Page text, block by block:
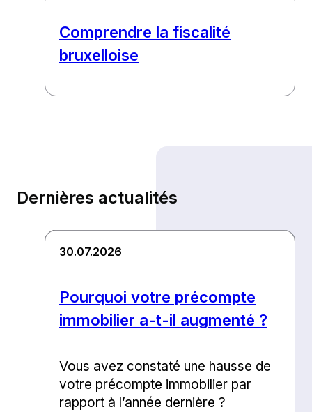
Comprendre la fiscalité
bruxelloise
Dernières actualités
Pourquoi votre précompte
immobilier a-t-il augmenté ?
30.07.2026
Vous avez constaté une hausse de
votre précompte immobilier par
rapport à l’année dernière ?